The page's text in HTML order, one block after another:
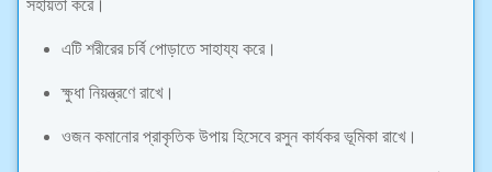
সহায়তা করে।
এটি শরীরের চর্বি পোড়াতে সাহায্য করে।
ক্ষুধা নিয়ন্ত্রণে রাখে।
ওজন কমানোর প্রাকৃতিক উপায় হিসেবে রসুন কার্যকর ভূমিকা রাখে।